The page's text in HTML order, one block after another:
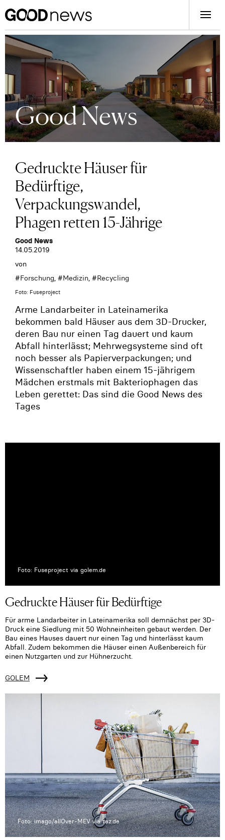
Good News
Gedruckte Häuser für
Bedürftige,
Verpackungswandel,
Phagen retten 15-Jährige
Good News
14.05.2019
von
#Forschung, #Medizin, #Recycling
Foto: Fuseproject
Arme Landarbeiter in Lateinamerika
bekommen bald Häuser aus dem 3D-Drucker,
deren Bau nur einen Tag dauert und kaum
Abfall hinterlässt; Mehrwegsysteme sind oft
noch besser als Papierverpackungen; und
Wissenschaftler haben einem 15-jährigem
Mädchen erstmals mit Bakteriophagen das
Leben gerettet: Das sind die Good News des
Tages
Foto: Fuseproject via golem.de
Gedruckte Häuser für Bedürftige
Für arme Landarbeiter in Lateinamerika soll demnächst per 3D-
Druck eine Siedlung mit 50 Wohneinheiten gebaut werden. Der
Bau eines Hauses dauert nur einen Tag und hinterlässt kaum
Abfall. Zudem bekommen die Häuser einen Außenbereich für
einen Nutzgarten und zur Hühnerzucht.
GOLEM
Foto: imago/allOver-MEV via taz.de